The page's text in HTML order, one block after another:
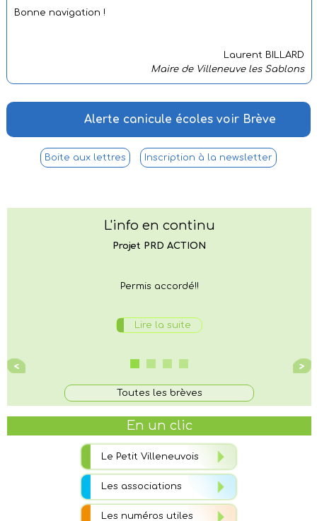
Bonne navigation !
Laurent BILLARD
Maire de Villeneuve les Sablons
Alerte canicule écoles voir Brève
Boite aux lettres Inscription à la newsletter
L'info en continu
Recensement Journée citoyenne
Lire la suite
Projet PRD ACTION
Permis accordé!!
Lire la suite
Lire la suite
Vous souhaitez prévenir la mairie ??
Effectuer une ALERTE sur INTRAMUROS
Toutes les brèves
En un clic
Le Petit Villeneuvois
Les associations
Les numéros utiles